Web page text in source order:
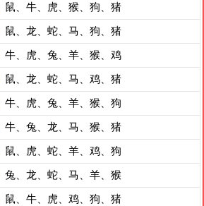
鼠、牛、虎、猴、狗、猪
鼠、龙、蛇、马、狗、猪
牛、虎、兔、羊、猴、鸡
鼠、龙、蛇、马、鸡、猪
牛、虎、兔、羊、猴、狗
牛、兔、龙、马、猴、猪
鼠、虎、蛇、羊、鸡、狗
兔、龙、蛇、马、羊、猴
鼠、牛、虎、鸡、狗、猪